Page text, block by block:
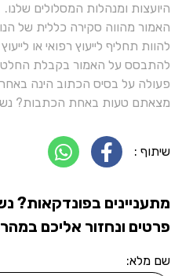
היועצות ומנהלות המסלולים שלנו.
האמור מהווה סקירה כללית של
להוות תחליף לייעוץ רפואי או
להתבסס על האמור בקבלת
פעולה על בסיס הכתוב הינה
מצאתם טעות באחת הכתבות?
שיתוף :
מתעניינים בפונדקאות?
פרטים ונחזור אליכם
שם מלא: